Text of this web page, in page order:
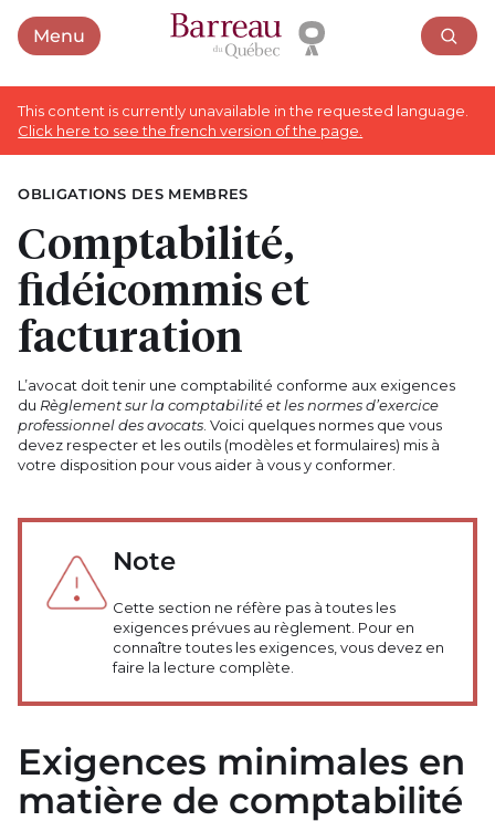
MenuOpen menu
This content is currently unavailable in the requested language.
Click here to see the french version of the page.
OBLIGATIONS DES MEMBRES
Comptabilité,
fidéicommis et
facturation
L’avocat doit tenir une comptabilité conforme aux exigences
du Règlement sur la comptabilité et les normes d’exercice
professionnel des avocats. Voici quelques normes que vous
devez respecter et les outils (modèles et formulaires) mis à
votre disposition pour vous aider à vous y conformer.
Note
Cette section ne réfère pas à toutes les
exigences prévues au règlement. Pour en
connaître toutes les exigences, vous devez en
faire la lecture complète.
Exigences minimales en
matière de comptabilité